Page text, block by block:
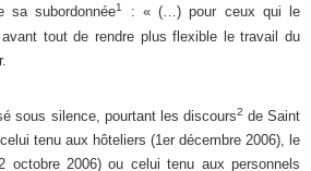
sa subordonnée1
: « (…) pour ceux qui le
tout de rendre plus flexible le travail du
sous silence, pourtant les discours2 de Saint
tenu aux hôteliers (1er décembre 2006), le
octobre 2006) ou celui tenu aux personnels